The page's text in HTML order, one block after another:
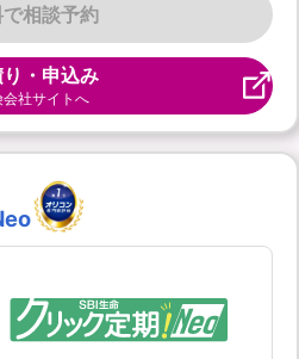
相談予約
り・申込み
会社サイトへ